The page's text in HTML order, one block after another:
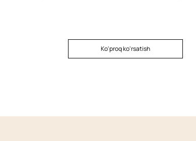
Ko'proq ko'rsatish